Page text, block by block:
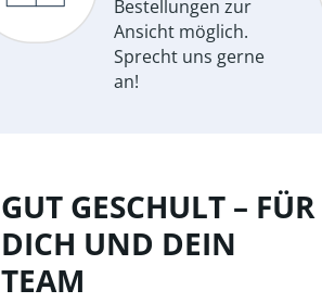
Bestellungen zur
Ansicht möglich.
Sprecht uns gerne
an!
GUT GESCHULT – FÜR
DICH UND DEIN
TEAM